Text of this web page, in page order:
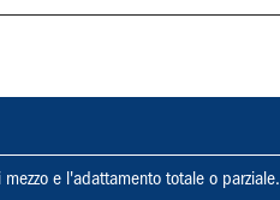
e l'adattamento totale o parziale.